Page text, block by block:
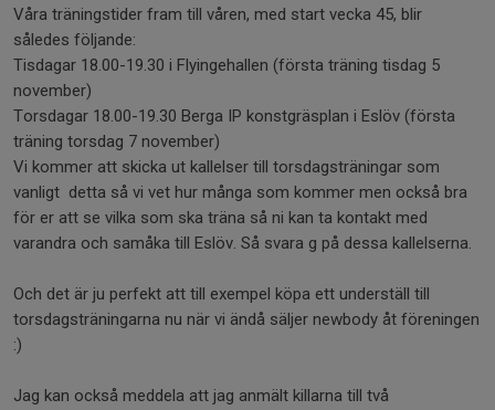
Våra träningstider fram till våren, med start vecka 45, blir
således följande:
Tisdagar 18.00-19.30 i Flyingehallen (första träning tisdag 5
november)
Torsdagar 18.00-19.30 Berga IP konstgräsplan i Eslöv (första
träning torsdag 7 november)
Vi kommer att skicka ut kallelser till torsdagsträningar som
vanligt detta så vi vet hur många som kommer men också bra
för er att se vilka som ska träna så ni kan ta kontakt med
varandra och samåka till Eslöv. Så svara g på dessa kallelserna.
Och det är ju perfekt att till exempel köpa ett underställ till
torsdagsträningarna nu när vi ändå säljer newbody åt föreningen
:)
Jag kan också meddela att jag anmält killarna till två